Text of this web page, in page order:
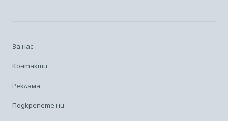
За нас
Контакти
Реклама
Подкрепете ни